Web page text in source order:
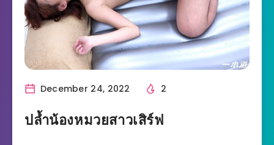
December 24, 2022 2
ปล้ำน้องหมวยสาวเสิร์ฟ